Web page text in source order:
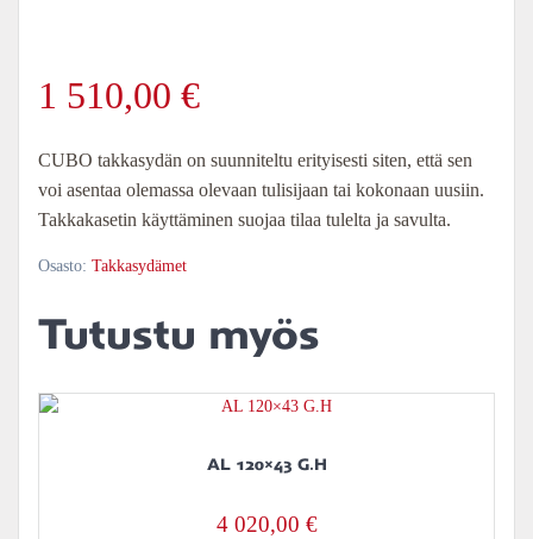
1 510,00 €
CUBO takkasydän on suunniteltu erityisesti siten, että sen
voi asentaa olemassa olevaan tulisijaan tai kokonaan uusiin.
Takkakasetin käyttäminen suojaa tilaa tulelta ja savulta.
Osasto: Takkasydämet
Tutustu myös
AL 120×43 G.H
4 020,00 €